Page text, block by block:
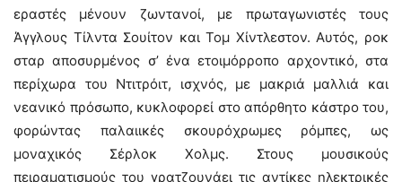
εραστές μένουν ζωντανοί, με πρωταγωνιστές τους
Άγγλους Τίλντα Σουίτον και Τομ Χίντλεστον. Αυτός, ροκ
σταρ αποσυρμένος σ’ ένα ετοιμόρροπο αρχοντικό, στα
περίχωρα του Ντιτρόιτ, ισχνός, με μακριά μαλλιά και
νεανικό πρόσωπο, κυκλοφορεί στο απόρθητο κάστρο του,
φορώντας παλαιικές σκουρόχρωμες ρόμπες, ως
μοναχικός Σέρλοκ Χολμς. Στους μουσικούς
πειραματισμούς του γρατζουνάει τις αντίκες ηλεκτρικές